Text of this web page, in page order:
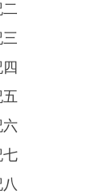
五
六
七